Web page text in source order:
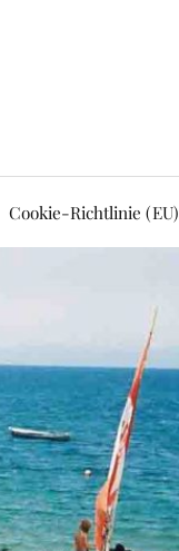
Cookie-Richtlinie (EU)